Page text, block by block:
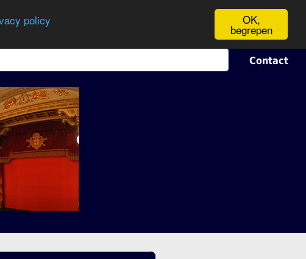
OK,
begrepen
policy
Contact